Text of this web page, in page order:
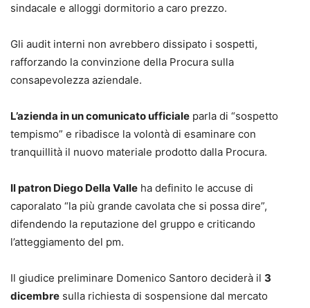
sindacale e alloggi dormitorio a caro prezzo.
Gli audit interni non avrebbero dissipato i sospetti,
rafforzando la convinzione della Procura sulla
consapevolezza aziendale.
L’azienda in un comunicato ufficiale parla di “sospetto
tempismo” e ribadisce la volontà di esaminare con
tranquillità il nuovo materiale prodotto dalla Procura.
Il patron Diego Della Valle ha definito le accuse di
caporalato “la più grande cavolata che si possa dire”,
difendendo la reputazione del gruppo e criticando
l’atteggiamento del pm.
Il giudice preliminare Domenico Santoro deciderà il 3
dicembre sulla richiesta di sospensione dal mercato